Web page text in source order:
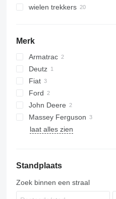
wielen trekkers
Merk
Armatrac
704
Deutz
Fiat
Ford
5000
5610
John Deere
Massey Ferguson
65
Argon
laat alles zien
Standplaats
Zoek binnen een straal